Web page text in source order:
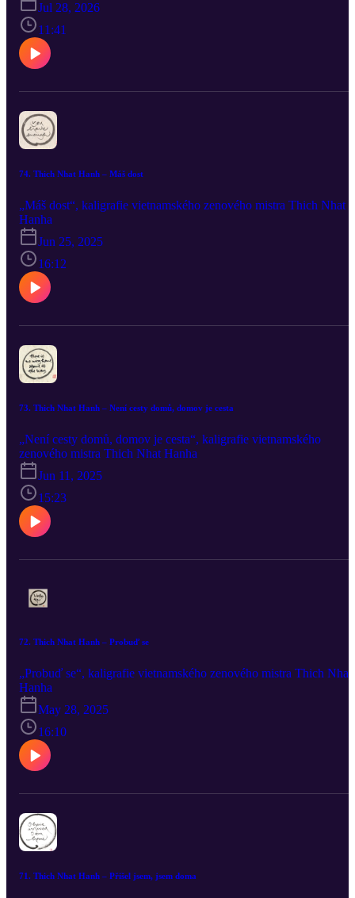
Jul 28, 2026
11:41
74. Thich Nhat Hanh – Máš dost
„Máš dost“, kaligrafie vietnamského zenového mistra Thich Nhat
Hanha
Jun 25, 2025
16:12
73. Thich Nhat Hanh – Není cesty domů, domov je cesta
„Není cesty domů, domov je cesta“, kaligrafie vietnamského
zenového mistra Thich Nhat Hanha
Jun 11, 2025
15:23
72. Thich Nhat Hanh – Probuď se
„Probuď se“, kaligrafie vietnamského zenového mistra Thich Nhat
Hanha
May 28, 2025
16:10
71. Thich Nhat Hanh – Přišel jsem, jsem doma